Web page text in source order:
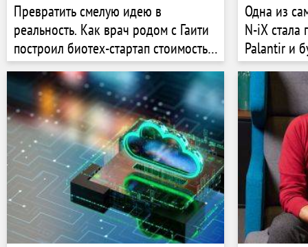
Превратить смелую идею в
реальность. Как врач родом с Гаити
построил биотех-стартап стоимостью
$6,1 млрд, разрабатывая лекарства
против депрессии и болезни
Альцгеймера
Одна из
N-iX стала
Palantir и
Сколько
этом?